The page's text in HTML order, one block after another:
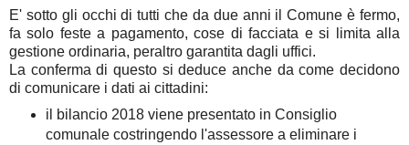
E' sotto gli occhi di tutti che da due anni il Comune è fermo,
fa solo feste a pagamento, cose di facciata e si limita alla
gestione ordinaria, peraltro garantita dagli uffici.
La conferma di questo si deduce anche da come decidono
di comunicare i dati ai cittadini:
il bilancio 2018 viene presentato in Consiglio
comunale costringendo l'assessore a eliminare i